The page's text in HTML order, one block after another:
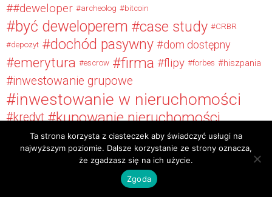
#deweloper archeolog bitcoin
być deweloperem case study
CRBR
depozyt
dochód pasywny dom dostępny
emerytura escrow firma flipy forbes hiszpania
inwestowanie grupowe
inwestowanie w nieruchomości
kredyt kupowanie nieruchomości
KupujLokalnie licytacje licytacje komornicze
motywacja najlepsza lokalizacja
podatki
raportowanie cen
Ta strona korzysta z ciasteczek aby świadczyć usługi na
najwyższym poziomie. Dalsze korzystanie ze strony oznacza,
że zgadzasz się na ich użycie.
Zgoda